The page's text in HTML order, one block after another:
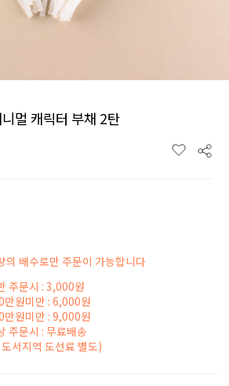
멀 캐릭터 부채 2탄
의 배수로만 주문이 가능합니다
주문시 : 3,000원
만원미만 : 6,000원
만원미만 : 9,000원
주문시 : 무료배송
서지역 도선료 별도)